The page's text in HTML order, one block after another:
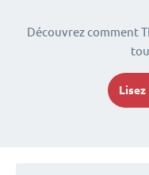
Découvrez comment
Lisez